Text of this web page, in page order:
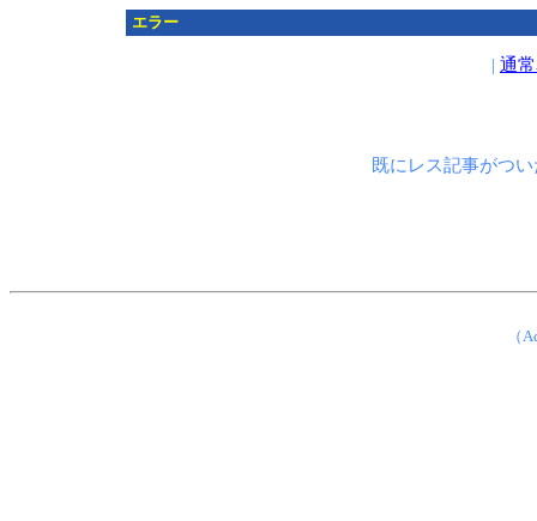
エラー
| 通
既にレス記事がつ
（